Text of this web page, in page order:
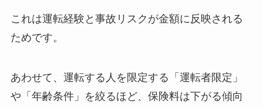
これは運転経験と事故リスクが金額に反映される
ためです。
あわせて、運転する人を限定する「運転者限定」
や「年齢条件」を絞るほど、保険料は下がる傾向